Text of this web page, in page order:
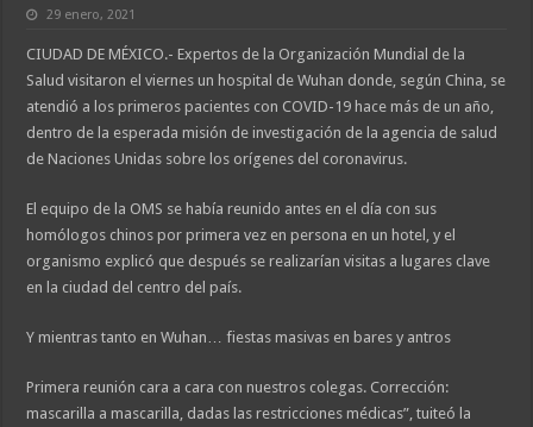
29 enero, 2021
CIUDAD DE MÉXICO.- Expertos de la Organización Mundial de la
Salud visitaron el viernes un hospital de Wuhan donde, según China, se
atendió a los primeros pacientes con COVID-19 hace más de un año,
dentro de la esperada misión de investigación de la agencia de salud
de Naciones Unidas sobre los orígenes del coronavirus.
El equipo de la OMS se había reunido antes en el día con sus
homólogos chinos por primera vez en persona en un hotel, y el
organismo explicó que después se realizarían visitas a lugares clave
en la ciudad del centro del país.
Y mientras tanto en Wuhan… fiestas masivas en bares y antros
Primera reunión cara a cara con nuestros colegas. Corrección:
mascarilla a mascarilla, dadas las restricciones médicas”, tuiteó la